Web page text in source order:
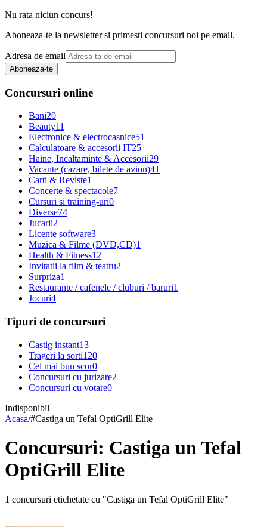
Nu rata niciun concurs!
Aboneaza-te la newsletter si primesti concursuri noi pe email.
Adresa de email
Aboneaza-te
Concursuri online
Bani20
Beauty11
Electronice & electrocasnice51
Calculatoare & accesorii IT25
Haine, Incaltaminte & Accesorii29
Vacante (cazare, bilete de avion)41
Carti & Reviste1
Concerte & spectacole7
Cursuri si training-uri0
Diverse74
Jucarii2
Licente software3
Muzica & Filme (DVD,CD)1
Health & Fitness12
Invitatii la film & teatru2
Surpriza1
Restaurante / cafenele / cluburi / baruri1
Jocuri4
Tipuri de concursuri
Castig instant13
Trageri la sorti120
Cel mai bun scor0
Concursuri cu jurizare2
Concursuri cu votare0
Indisponibil
Acasa/#Castiga un Tefal OptiGrill Elite
Concursuri: Castiga un Tefal
OptiGrill Elite
1 concursuri etichetate cu "Castiga un Tefal OptiGrill Elite"